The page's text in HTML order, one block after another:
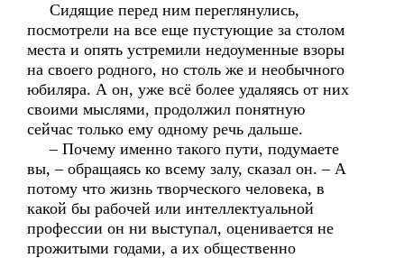
Сидящие перед ним переглянулись,
посмотрели на все еще пустующие за столом
места и опять устремили недоуменные взоры
на своего родного, но столь же и необычного
юбиляра. А он, уже всё более удаляясь от них
своими мыслями, продолжил понятную
сейчас только ему одному речь дальше.
– Почему именно такого пути, подумаете
вы, – обращаясь ко всему залу, сказал он. – А
потому что жизнь творческого человека, в
какой бы рабочей или интеллектуальной
профессии он ни выступал, оценивается не
прожитыми годами, а их общественно